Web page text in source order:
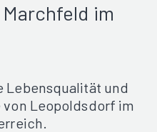
im
Lebensqualität und
Leopoldsdorf im